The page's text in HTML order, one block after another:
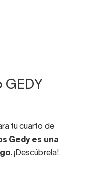
tu cuarto de
Gedy es una
. ¡Descúbrela!